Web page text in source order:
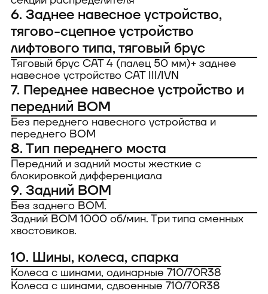
6. Заднее навесное устройство,
тягово-сцепное устройство
лифтового типа, тяговый брус
Тяговый брус CAT 4 (палец 50 мм)+ заднее
навесное устройство САТ III/IVN
7. Переднее навесное устройство и
передний ВОМ
Без переднего навесного устройства и
переднего ВОМ
8. Тип переднего моста
Передний и задний мосты жесткие с
блокировкой дифференциала
9. Задний ВОМ
Без заднего ВОМ.
Задний ВОМ 1000 об/мин. Три типа сменных
хвостовиков.
10. Шины, колеса, спарка
Колеса с шинами, одинарные 710/70R38
Колеса с шинами, сдвоенные 710/70R38